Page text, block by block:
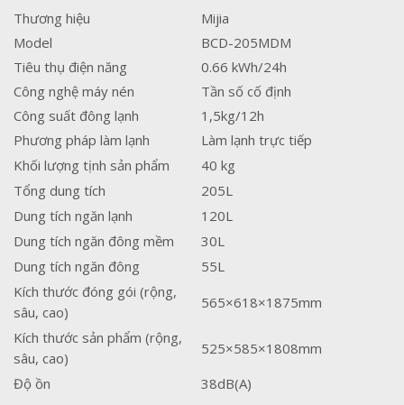
Thương hiệu
Mijia
Model
BCD-205MDM
Tiêu thụ điện năng
0.66 kWh/24h
Công nghệ máy nén
Tần số cố định
Công suất đông lạnh
1,5kg/12h
Phương pháp làm lạnh
Làm lạnh trực tiếp
Khối lượng tịnh sản phẩm
40 kg
Tổng dung tích
205L
Dung tích ngăn lạnh
120L
Dung tích ngăn đông mềm
30L
Dung tích ngăn đông
55L
Kích thước đóng gói (rộng,
sâu, cao)
565×618×1875mm
Kích thước sản phẩm (rộng,
sâu, cao)
525×585×1808mm
Độ ồn
38dB(A)